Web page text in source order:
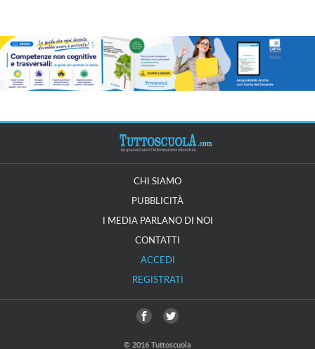
CHI SIAMO
PUBBLICITÀ
I MEDIA PARLANO DI NOI
CONTATTI
ACCEDI
REGISTRATI
© 2016 Tuttoscuola